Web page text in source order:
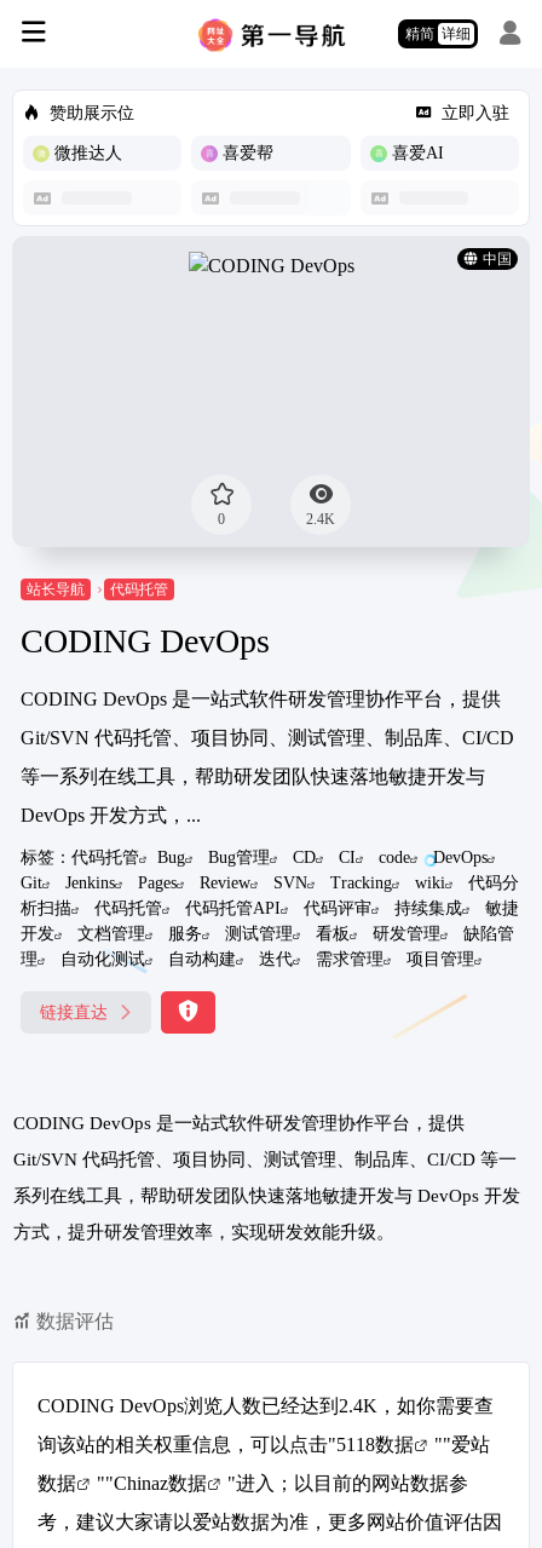
精简 详细
赞助展示位 立即入驻
微推达人 喜爱帮 喜爱AI
中国
0 2.4K
站长导航 代码托管
CODING DevOps
CODING DevOps 是一站式软件研发管理协作平台，提供
Git/SVN 代码托管、项目协同、测试管理、制品库、CI/CD
等一系列在线工具，帮助研发团队快速落地敏捷开发与
DevOps 开发方式，...
标签： 代码托管 Bug Bug管理 CD CI code
DevOps
Git
Jenkins Pages Review SVN Tracking wiki
代码分
析扫描
代码托管 代码托管API 代码评审 持续集成
敏捷
开发
文档管理 服务 测试管理 看板 研发管理
缺陷管
理
自动化测试 自动构建 迭代 需求管理 项目管理
链接直达
CODING DevOps 是一站式软件研发管理协作平台，提供
Git/SVN 代码托管、项目协同、测试管理、制品库、CI/CD 等一
系列在线工具，帮助研发团队快速落地敏捷开发与 DevOps 开发
方式，提升研发管理效率，实现研发效能升级。
数据评估
CODING DevOps浏览人数已经达到2.4K，如你需要查
询该站的相关权重信息，可以点击"5118数据 ""爱站
数据
""Chinaz数据
"进入；以目前的网站数据参
考，建议大家请以爱站数据为准，更多网站价值评估因